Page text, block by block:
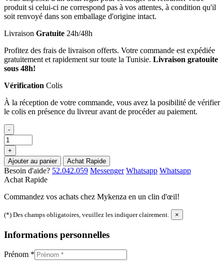
produit si celui-ci ne correspond pas à vos attentes, à condition qu'il
soit renvoyé dans son emballage d'origine intact.
Livraison Gratuite 24h/48h
Profitez des frais de livraison offerts. Votre commande est expédiée
gratuitement et rapidement sur toute la Tunisie. Livraison gratouite
sous 48h!
Vérification Colis
À la réception de votre commande, vous avez la posibilité de vérifier
le colis en présence du livreur avant de procéder au paiement.
-
+
Ajouter au panier
Achat Rapide
Besoin d'aide? 52.042.059 Messenger Whatsapp Whatsapp
Achat Rapide
Commandez vos achats chez Mykenza en un clin d'œil!
(*) Des champs obligatoires, veuillez les indiquer clairement. ×
Informations personnelles
Prénom *